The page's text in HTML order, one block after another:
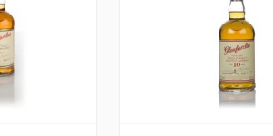
っています。